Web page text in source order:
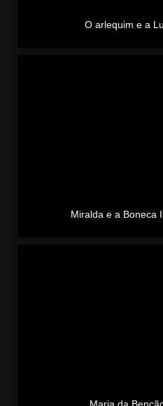
O arlequim e a
Miralda e a Boneca